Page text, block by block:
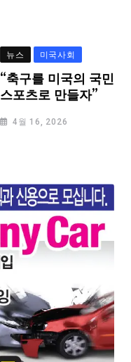
뉴스 미국사회
“축구를 미국의 국민
스포츠로 만들자”
4월 16, 2026